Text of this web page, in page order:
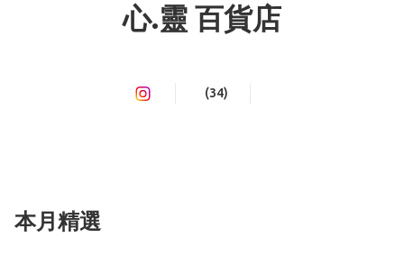
心.靈 百貨店
(34)
本月精選